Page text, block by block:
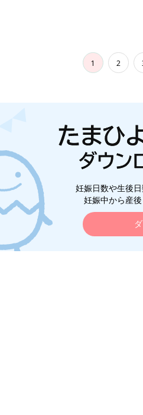
1 2
妊娠日数や生後
妊娠中から産